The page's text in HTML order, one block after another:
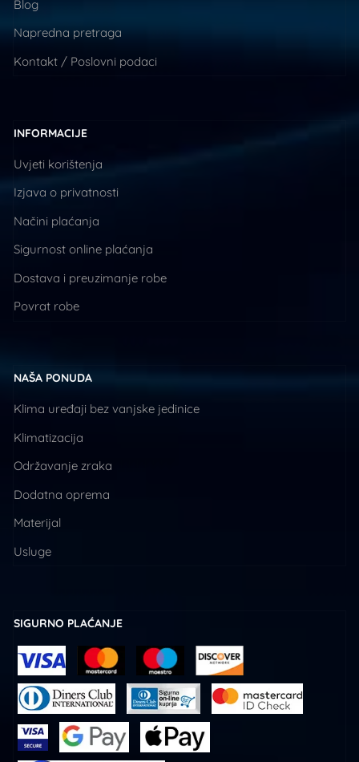
Blog
Napredna pretraga
Kontakt / Poslovni podaci
INFORMACIJE
Uvjeti korištenja
Izjava o privatnosti
Načini plaćanja
Sigurnost online plaćanja
Dostava i preuzimanje robe
Povrat robe
NAŠA PONUDA
Klima uređaji bez vanjske jedinice
Klimatizacija
Održavanje zraka
Dodatna oprema
Materijal
Usluge
SIGURNO PLAĆANJE